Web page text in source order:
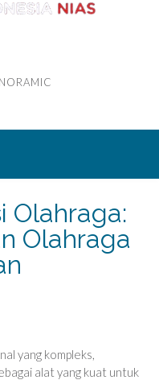
Olahraga:
Olahraga
yang kompleks,
alat yang kuat untuk